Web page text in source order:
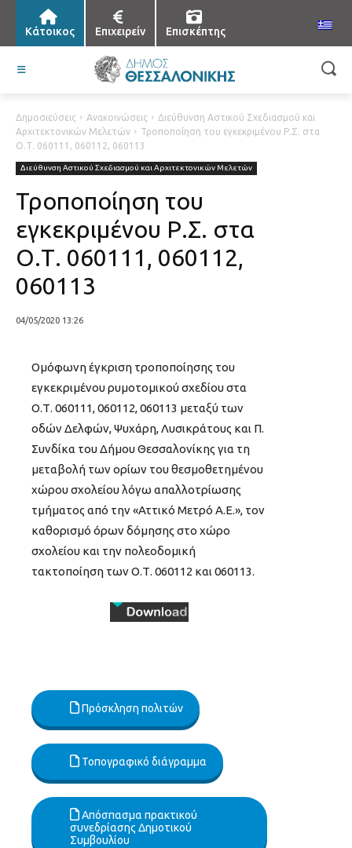
Κάτοικος Επιχειρείν Επισκέπτης
Δημοσιεύσεις Ανακοινώσεις
Διεύθυνση Αστικού Σχεδιασμού και
Αρχιτεκτονικών Μελετών
Τροποποίηση του εγκεκριμένου Ρ.Σ. στα
Ο.Τ. 060111, 060112, 060113
Διεύθυνση Αστικού Σχεδιασμού και Αρχιτεκτονικών Μελετών
Τροποποίηση του
εγκεκριμένου Ρ.Σ. στα
Ο.Τ. 060111, 060112,
060113
04/05/2020 13:26
Ομόφωνη έγκριση τροποποίησης του
εγκεκριμένου ρυμοτομικού σχεδίου στα
Ο.Τ. 060111, 060112, 060113 μεταξύ των
οδών Δελφών, Ψυχάρη, Λυσικράτους και Π.
Συνδίκα του Δήμου Θεσσαλονίκης για τη
μεταβολή των ορίων του θεσμοθετημένου
χώρου σχολείου λόγω απαλλοτρίωσης
τμήματος από την «Αττικό Μετρό Α.Ε.», τον
καθορισμό όρων δόμησης στο χώρο
σχολείου και την πολεοδομική
τακτοποίηση των Ο.Τ. 060112 και 060113.
Πρόσκληση πολιτών
Τοπογραφικό διάγραμμα
Απόσπασμα πρακτικού
συνεδρίασης Δημοτικού
Συμβουλίου